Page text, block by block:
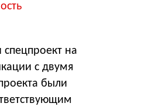
на
с двумя
были